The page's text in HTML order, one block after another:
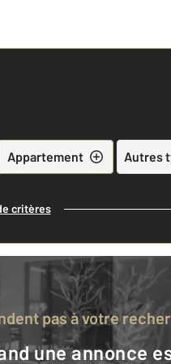
Appartement Autres
critères
pas à votre